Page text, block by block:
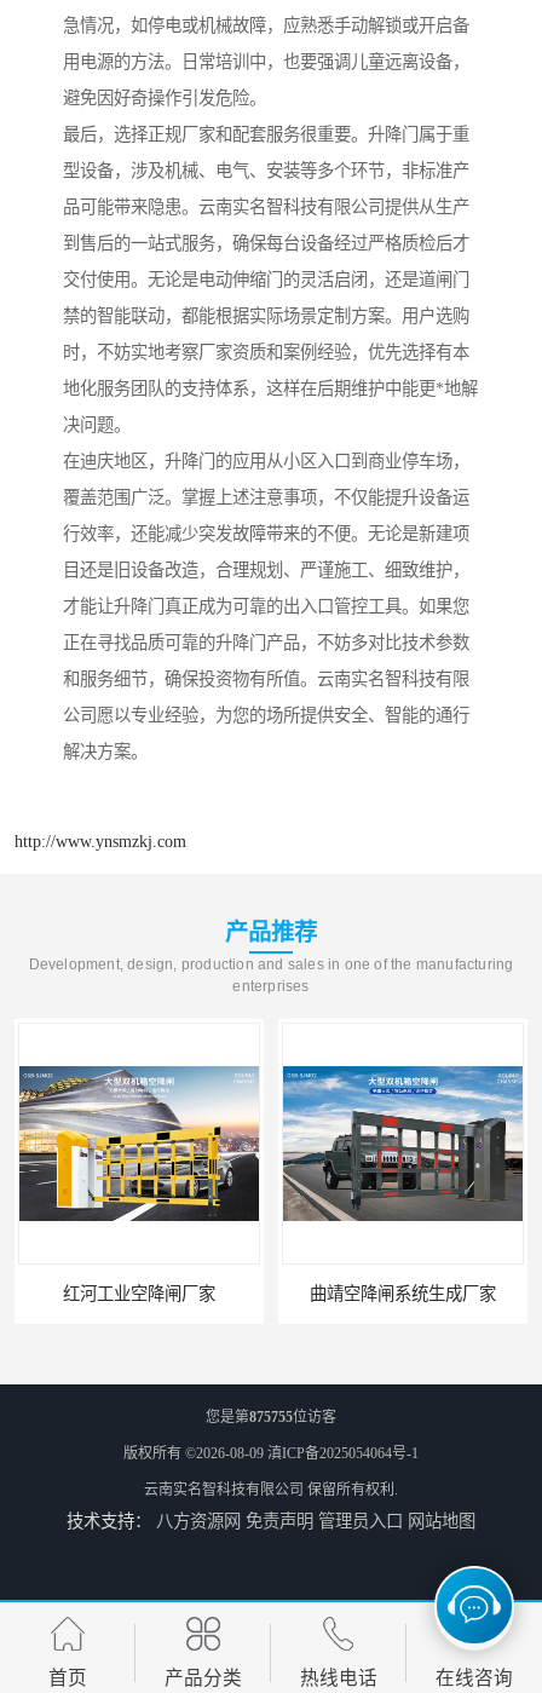
急情况，如停电或机械故障，应熟悉手动解锁或开启备
用电源的方法。日常培训中，也要强调儿童远离设备，
避免因好奇操作引发危险。
最后，选择正规厂家和配套服务很重要。升降门属于重
型设备，涉及机械、电气、安装等多个环节，非标准产
品可能带来隐患。云南实名智科技有限公司提供从生产
到售后的一站式服务，确保每台设备经过严格质检后才
交付使用。无论是电动伸缩门的灵活启闭，还是道闸门
禁的智能联动，都能根据实际场景定制方案。用户选购
时，不妨实地考察厂家资质和案例经验，优先选择有本
地化服务团队的支持体系，这样在后期维护中能更*地解
决问题。
在迪庆地区，升降门的应用从小区入口到商业停车场，
覆盖范围广泛。掌握上述注意事项，不仅能提升设备运
行效率，还能减少突发故障带来的不便。无论是新建项
目还是旧设备改造，合理规划、严谨施工、细致维护，
才能让升降门真正成为可靠的出入口管控工具。如果您
正在寻找品质可靠的升降门产品，不妨多对比技术参数
和服务细节，确保投资物有所值。云南实名智科技有限
公司愿以专业经验，为您的场所提供安全、智能的通行
解决方案。
http://www.ynsmzkj.com
产品推荐
Development, design, production and sales in one of the manufacturing
enterprises
河工业空降闸厂家 曲靖空降闸系统生成厂家
玉溪工业空降闸生成厂家 德宏工业闸门厂家
您是第875755位访客
版权所有 ©2026-08-09 滇ICP备2025054064号-1
云南实名智科技有限公司 保留所有权利.
技术支持： 八方资源网 免责声明 管理员入口 网站地图
首页 产品分类 热线电话 在线咨询